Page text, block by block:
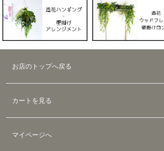
お店のトップへ戻る
カートを見る
マイページへ